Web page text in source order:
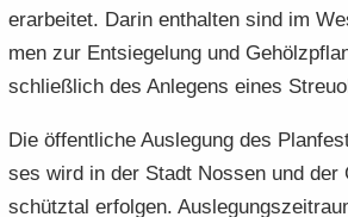
er­ar­bei­tet. Darin ent­hal­ten sind im
men zur Ent­sie­ge­lung und
schließ­lich des An­le­gens eines
Die öf­fent­li­che Aus­le­gung des
ses wird in der Stadt Nos­sen und der
schütz­tal er­fol­gen.